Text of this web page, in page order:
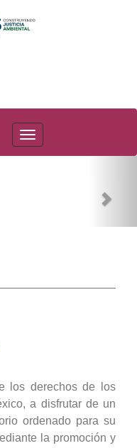
PAOT
los derechos de los
a disfrutar de un
ordenado para su
la promoción y